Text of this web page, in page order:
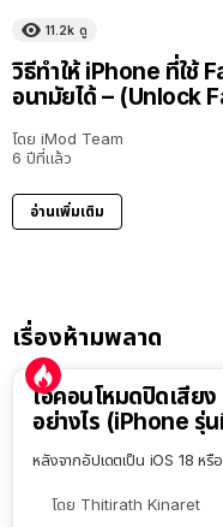
11.2k ดู
วิธีทำให้ iPhone ที่ใช้
อนามัยได้ – (Unlock
โดย iMod Team
6 ปีที่แล้ว
อ่านเพิ่มเติม
เรื่องห้ามพลาด
ไอคอนโหมดปิดเสีย
อย่างไร (iPhone รุ่
หลังจากอัปเดตเป็น iOS 18 ห
โดย Thitirath Kinaret